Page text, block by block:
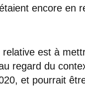
encore en
relative est à
regard du
et pourrait